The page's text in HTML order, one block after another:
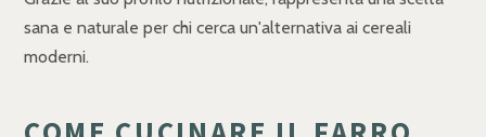
sana e naturale per chi cerca un'alternativa ai cereali
moderni.